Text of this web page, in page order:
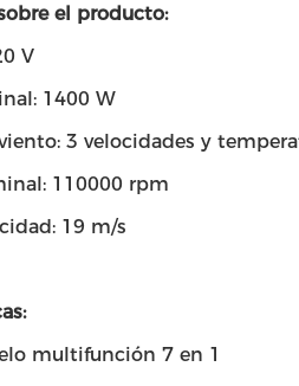
el producto:
V
1400 W
3 velocidades y
110000 rpm
19 m/s
multifunción 7 en 1